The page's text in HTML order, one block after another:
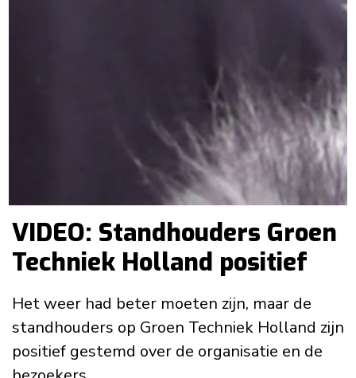
VIDEO: Standhouders Groen
Techniek Holland positief
Het weer had beter moeten zijn, maar de
standhouders op Groen Techniek Holland zijn
positief gestemd over de organisatie en de